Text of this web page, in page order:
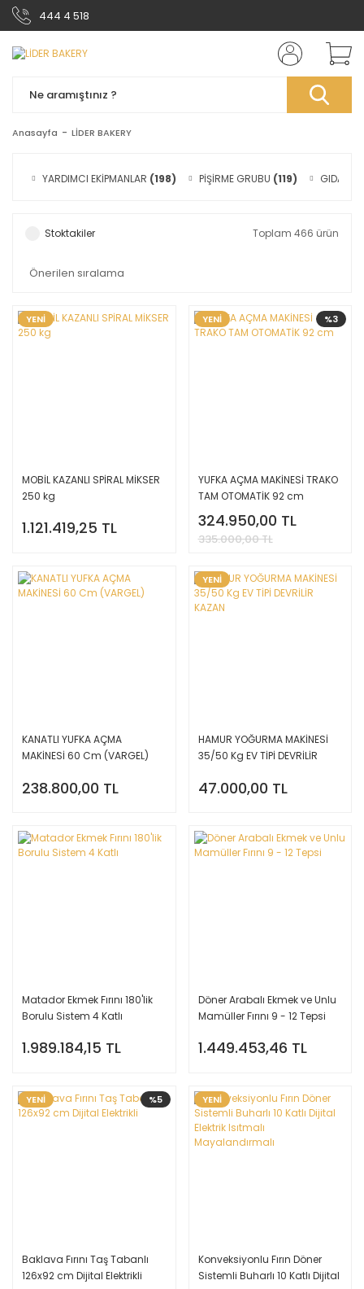
444 4 518
Anasayfa LİDER BAKERY
YARDIMCI EKİPMANLAR (198) PİŞİRME GRUBU (119) GIDA
Stoktakiler Toplam 466 ürün
YENİ
MOBİL KAZANLI SPİRAL MİKSER
250 kg
1.121.419,25 TL
%3
YENİ
YUFKA AÇMA MAKİNESİ TRAKO
TAM OTOMATİK 92 cm
324.950,00 TL
335.000,00 TL
KANATLI YUFKA AÇMA
MAKİNESİ 60 Cm (VARGEL)
238.800,00 TL
YENİ
HAMUR YOĞURMA MAKİNESİ
35/50 Kg EV TİPİ DEVRİLİR
47.000,00 TL
Matador Ekmek Fırını 180'lik
Borulu Sistem 4 Katlı
1.989.184,15 TL
Döner Arabalı Ekmek ve Unlu
Mamüller Fırını 9 - 12 Tepsi
1.449.453,46 TL
%5
YENİ
Baklava Fırını Taş Tabanlı
126x92 cm Dijital Elektrikli
YENİ
Konveksiyonlu Fırın Döner
Sistemli Buharlı 10 Katlı Dijital